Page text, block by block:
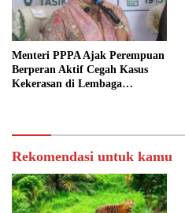
Menteri PPPA Ajak Perempuan
Berperan Aktif Cegah Kasus
Kekerasan di Lembaga
Rekomendasi untuk kamu